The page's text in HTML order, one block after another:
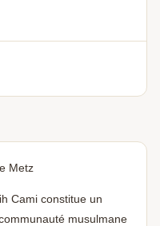
Metz
Cami constitue un
musulmane